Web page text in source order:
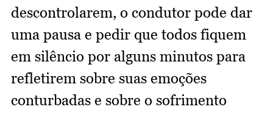
descontrolarem, o condutor pode dar
uma pausa e pedir que todos fiquem
em silêncio por alguns minutos para
refletirem sobre suas emoções
conturbadas e sobre o sofrimento